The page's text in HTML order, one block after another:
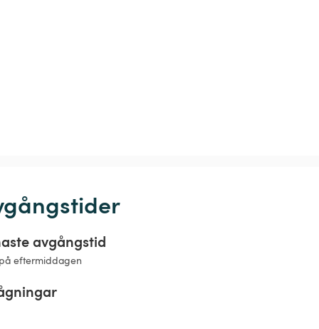
avgångstid
eftermiddagen